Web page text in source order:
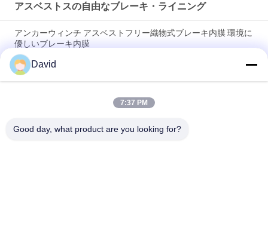
アスベストスの自由なブレーキ・ライニング
アンカーウィンチ アスベストフリー織物式ブレーキ内膜 環境に
優しいブレーキ内膜
ウインドラス 砂糖工場 アスベスト 建設機械のためのフリーブ
レーキ内膜
柔軟な産業摩擦材料 アスベスト フリーブレーキ内膜ロール 鋳
David
7:37 PM
Good day, what product are you looking for?